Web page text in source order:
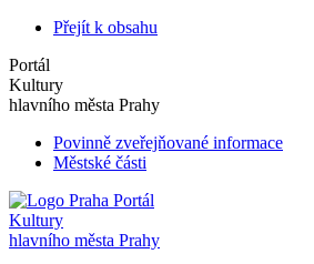
Přejít k obsahu
Portál
Kultury
hlavního města Prahy
Povinně zveřejňované informace
Městské části
Portál
Kultury
hlavního města Prahy